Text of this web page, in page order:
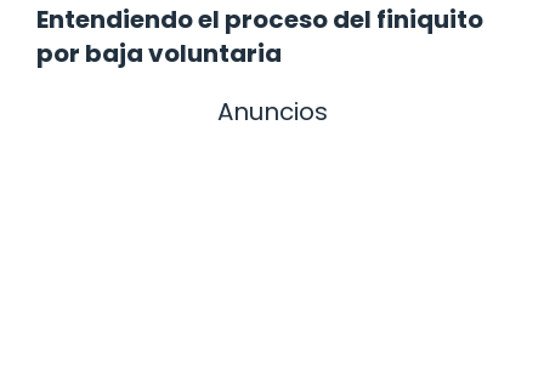
Entendiendo el proceso del finiquito
por baja voluntaria
Anuncios